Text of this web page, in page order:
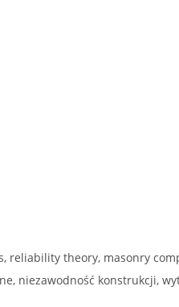
reliability theory, masonry
niezawodność konstrukcji,